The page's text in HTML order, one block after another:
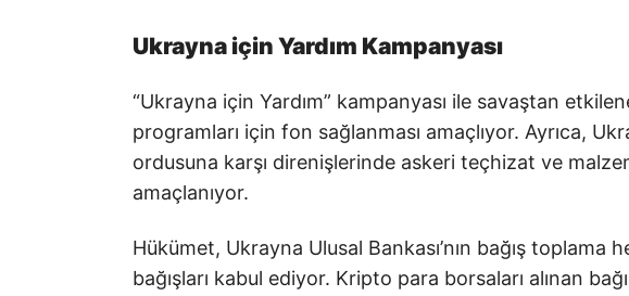
Ukrayna için Yardım Kampanyası
“Ukrayna için Yardım” kampanyası ile savaştan
programları için fon sağlanması amaçlıyor. Ayrıca,
ordusuna karşı direnişlerinde askeri teçhizat ve
amaçlanıyor.
Hükümet, Ukrayna Ulusal Bankası’nın bağış toplama
bağışları kabul ediyor. Kripto para borsaları alınan